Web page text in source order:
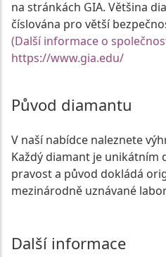
na stránkách GIA. Většina
číslována pro větší
(Další informace o
https://www.gia.edu/
Původ diamantu
V naší nabídce naleznete
Každý diamant je unikátním
pravost a původ dokládá
mezinárodně uznávané
Další informace